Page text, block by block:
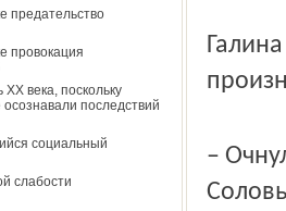
предательство
провокация
века, поскольку
последствий
социальный
слабости
–